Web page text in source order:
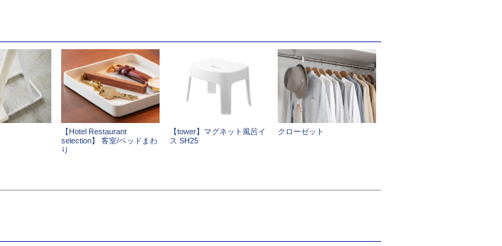
【Hotel Restaurant
selection】 客室/ベッドまわ
り
【tower】マグネット風呂イ
ス SH25
クローゼット